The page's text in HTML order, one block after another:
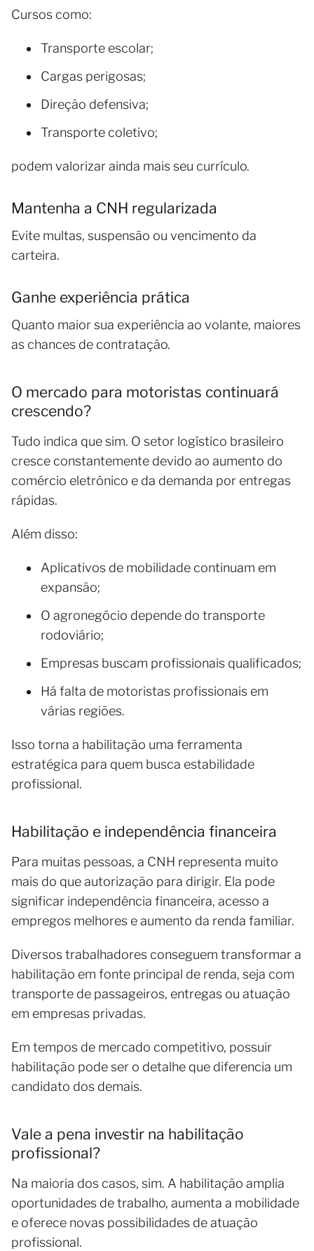
Cursos como:
Transporte escolar;
Cargas perigosas;
Direção defensiva;
Transporte coletivo;
podem valorizar ainda mais seu currículo.
Mantenha a CNH regularizada
Evite multas, suspensão ou vencimento da
carteira.
Ganhe experiência prática
Quanto maior sua experiência ao volante, maiores
as chances de contratação.
O mercado para motoristas continuará
crescendo?
Tudo indica que sim. O setor logístico brasileiro
cresce constantemente devido ao aumento do
comércio eletrônico e da demanda por entregas
rápidas.
Além disso:
Aplicativos de mobilidade continuam em
expansão;
O agronegócio depende do transporte
rodoviário;
Empresas buscam profissionais qualificados;
Há falta de motoristas profissionais em
várias regiões.
Isso torna a habilitação uma ferramenta
estratégica para quem busca estabilidade
profissional.
Habilitação e independência financeira
Para muitas pessoas, a CNH representa muito
mais do que autorização para dirigir. Ela pode
significar independência financeira, acesso a
empregos melhores e aumento da renda familiar.
Diversos trabalhadores conseguem transformar a
habilitação em fonte principal de renda, seja com
transporte de passageiros, entregas ou atuação
em empresas privadas.
Em tempos de mercado competitivo, possuir
habilitação pode ser o detalhe que diferencia um
candidato dos demais.
Vale a pena investir na habilitação
profissional?
Na maioria dos casos, sim. A habilitação amplia
oportunidades de trabalho, aumenta a mobilidade
e oferece novas possibilidades de atuação
profissional.